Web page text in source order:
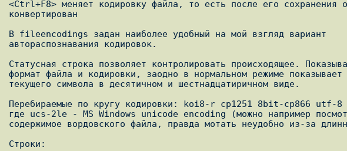
<Ctrl+F8> меняет кодировку файла, то есть после его сохранения
конвертирован
В fileencodings задан наиболее удобный на мой взгляд вариант
автораспознавания кодировок.
Статусная строка позволяет контролировать происходящее.
формат файла и кодировки, заодно в нормальном режиме показывает
текущего символа в десятичном и шестнадцатиричном виде.
Перебираемые по кругу кодировки: koi8-r cp1251 8bit-cp866 utf-
где ucs-2le - MS Windows unicode encoding (можно например
содержимое вордовского файла, правда мотать неудобно из-за